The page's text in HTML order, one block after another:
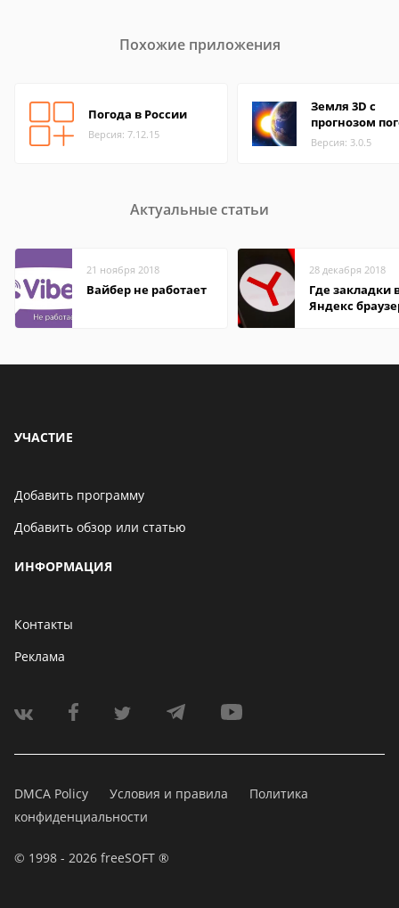
Похожие приложения
Погода в России
Версия: 7.12.15
Земля 3D с
прогнозом
Версия: 3.0.5
Актуальные статьи
21 ноября 2018
Вайбер не работает
28 декабря 2018
Где закладки
Яндекс
УЧАСТИЕ
Добавить программу
Добавить обзор или статью
ИНФОРМАЦИЯ
Контакты
Реклама
DMCA Policy Условия и правила
Политика
конфиденциальности
© 1998 - 2026 freeSOFT ®